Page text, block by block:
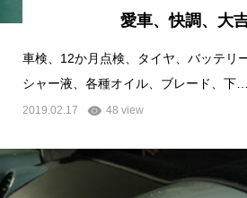
愛車、快調、大
車検、12か月点検、タイヤ、バッテリ
シャー液、各種オイル、ブレード、下…
2019.02.17 48 view